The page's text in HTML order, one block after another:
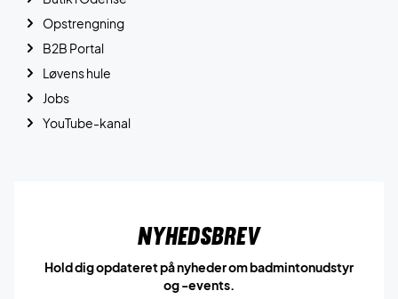
Opstrengning
B2B Portal
Løvens hule
Jobs
YouTube-kanal
Nyhedsbrev
Hold dig opdateret på nyheder om badmintonudstyr
og -events.